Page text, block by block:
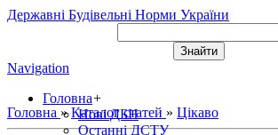
Державні Будівельні Норми України
Navigation
Головна+
Нові ДБН
Останні ДСТУ
Головна » Каталог статей » Цікаво